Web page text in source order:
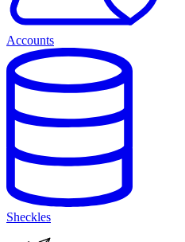
Accounts
Sheckles